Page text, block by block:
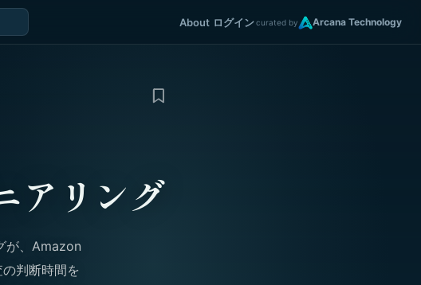
About ログインcurated by Arcana Technology
アリング
が、Amazon
判断時間を